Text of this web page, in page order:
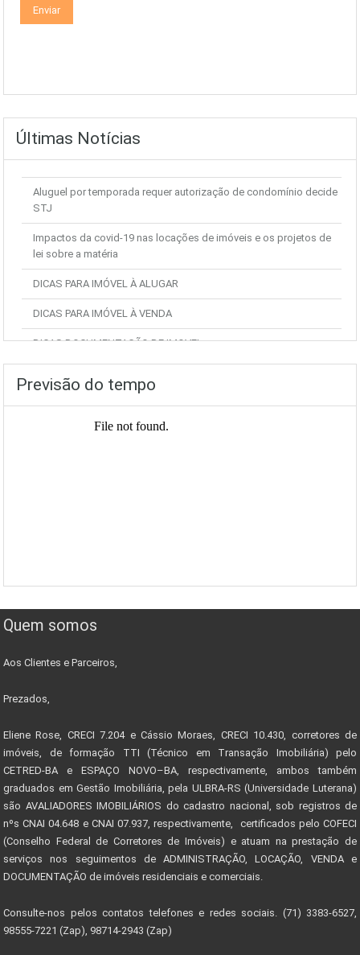
Últimas Notícias
Aluguel por temporada requer autorização de condomínio decide
STJ
Impactos da covid-19 nas locações de imóveis e os projetos de
lei sobre a matéria
DICAS PARA IMÓVEL À ALUGAR
DICAS PARA IMÓVEL À VENDA
DICAS DOCUMENTAÇÃO DE IMOVEL
Previsão do tempo
Quem somos
Aos Clientes e Parceiros,
Prezados,
Eliene Rose, CRECI 7.204 e Cássio Moraes, CRECI 10.430, corretores de
imóveis, de formação TTI (Técnico em Transação Imobiliária) pelo
CETRED-BA e ESPAÇO NOVO–BA, respectivamente, ambos também
graduados em Gestão Imobiliária, pela ULBRA-RS (Universidade Luterana)
são AVALIADORES IMOBILIÁRIOS do cadastro nacional, sob registros de
nºs CNAI 04.648 e CNAI 07.937, respectivamente, certificados pelo COFECI
(Conselho Federal de Corretores de Imóveis) e atuam na prestação de
serviços nos seguimentos de ADMINISTRAÇÃO, LOCAÇÃO, VENDA e
DOCUMENTAÇÃO de imóveis residenciais e comerciais.
Consulte-nos pelos contatos telefones e redes sociais. (71) 3383-6527,
98555-7221 (Zap), 98714-2943 (Zap)